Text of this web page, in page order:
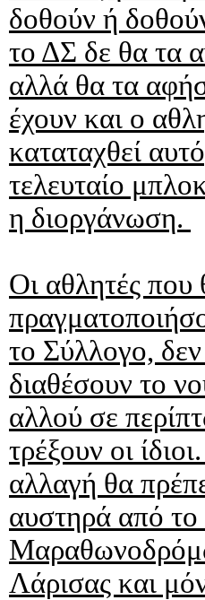
δοθούν ή
το ΔΣ δε θα τα
αλλά θα τα
έχουν και ο
καταταχθεί
τελευταίο
η διοργάνωση.
Οι αθλητές που
το Σύλλογο,
διαθέσουν το
αλλού σε
τρέξουν οι
αλλαγή θα
αυστηρά από
Λάρισας και